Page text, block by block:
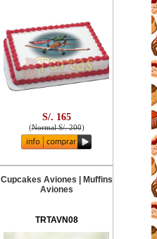
S/. 165
(Normal S/. 200)
Cupcakes Aviones | Muffins
Aviones
TRTAVN08